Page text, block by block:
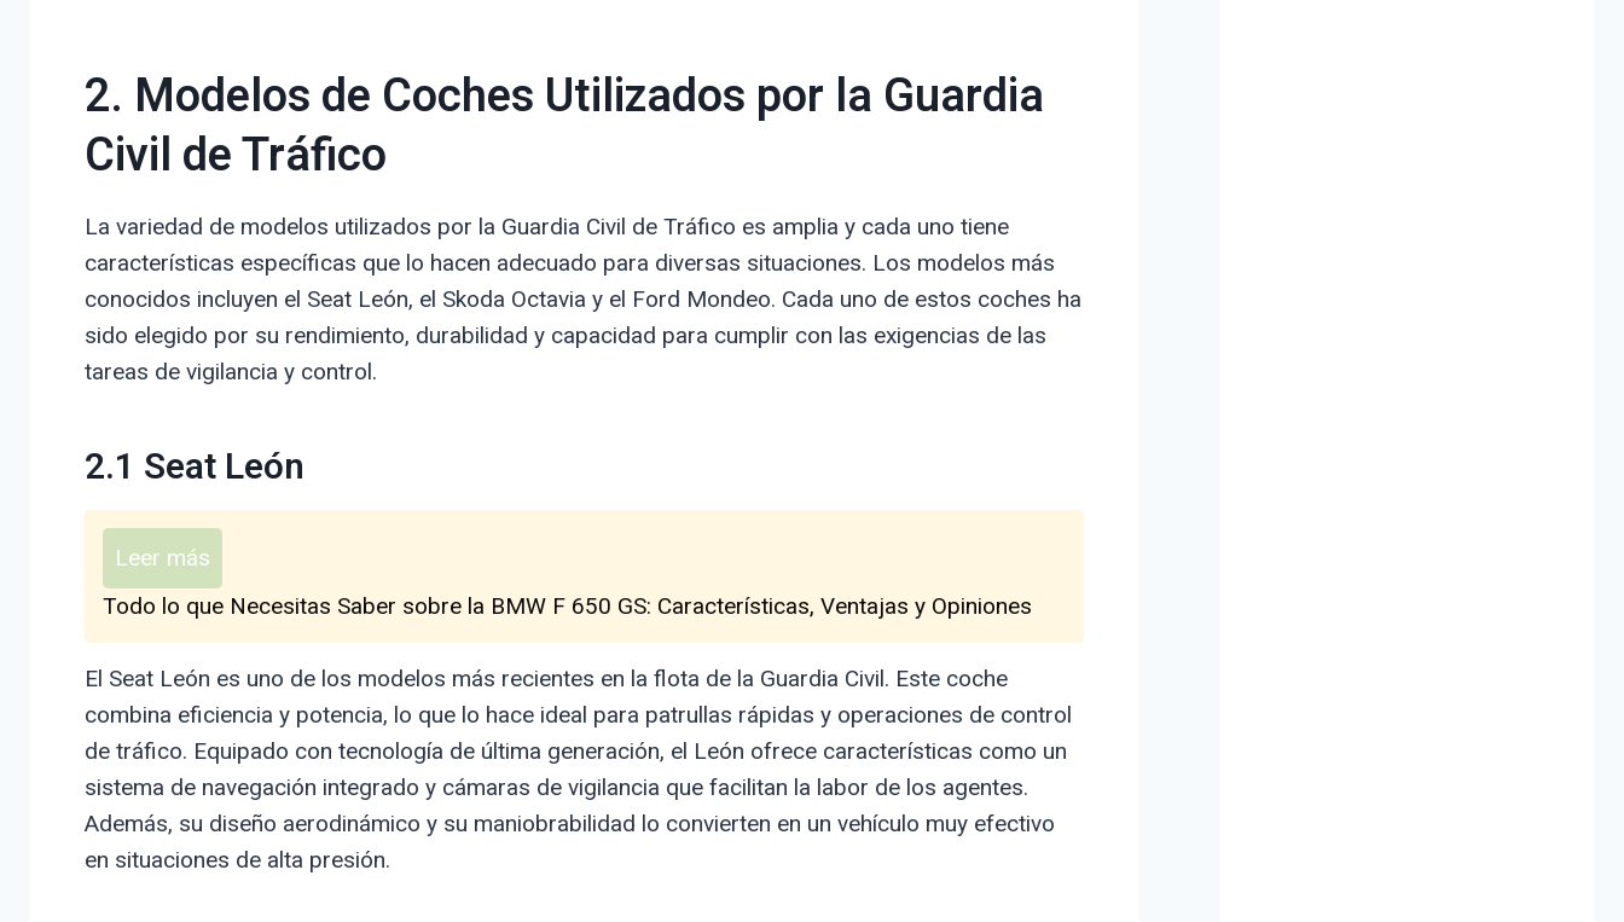
2. Modelos de Coches Utilizados por la Guardia
Civil de Tráfico
La variedad de modelos utilizados por la Guardia Civil de Tráfico es amplia y cada uno tiene
características específicas que lo hacen adecuado para diversas situaciones. Los modelos más
conocidos incluyen el Seat León, el Skoda Octavia y el Ford Mondeo. Cada uno de estos coches ha
sido elegido por su rendimiento, durabilidad y capacidad para cumplir con las exigencias de las
tareas de vigilancia y control.
2.1 Seat León
Leer más
Todo lo que Necesitas Saber sobre la BMW F 650 GS: Características, Ventajas y Opiniones
El Seat León es uno de los modelos más recientes en la flota de la Guardia Civil. Este coche
combina eficiencia y potencia, lo que lo hace ideal para patrullas rápidas y operaciones de control
de tráfico. Equipado con tecnología de última generación, el León ofrece características como un
sistema de navegación integrado y cámaras de vigilancia que facilitan la labor de los agentes.
Además, su diseño aerodinámico y su maniobrabilidad lo convierten en un vehículo muy efectivo
en situaciones de alta presión.